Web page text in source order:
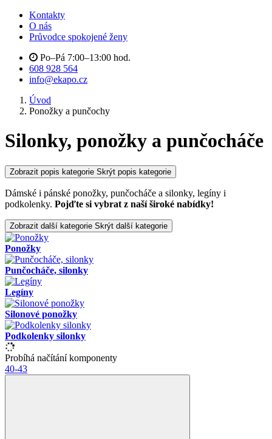
Kontakty
O nás
Průvodce spokojené ženy
Po–Pá 7:00–13:00 hod.
608 928 564
info@ekapo.cz
Úvod
Ponožky a punčochy
Silonky, ponožky a punčocháče
Zobrazit popis kategorie Skrýt popis kategorie
Dámské i pánské ponožky, punčocháče a silonky, legíny i
podkolenky. Pojďte si vybrat z naší široké nabídky!
Zobrazit další kategorie Skrýt další kategorie
Ponožky
Punčocháče, silonky
Legíny
Silonové ponožky
Podkolenky silonky
Probíhá načítání komponenty
40-43